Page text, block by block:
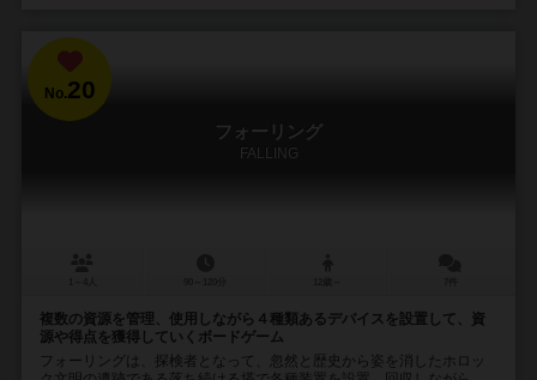
No.20
フォーリング
FALLING
複数の資源を管理、使用しながら４種類あるデバイスを設置して、資
源や得点を獲得していくボードゲーム
フォーリングは、探検者となって、忽然と歴史から姿を消したホロッ